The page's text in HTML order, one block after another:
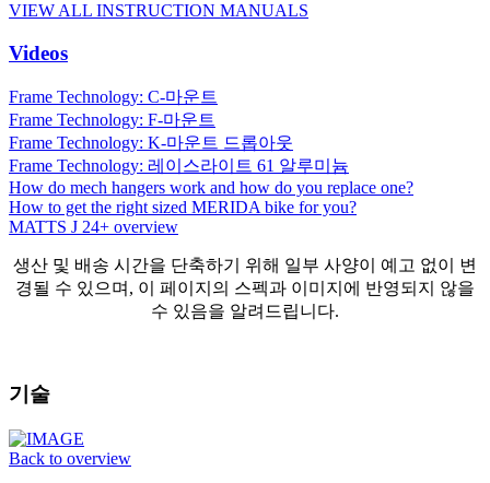
VIEW ALL INSTRUCTION MANUALS
Videos
Frame Technology: C-마운트
Frame Technology: F-마운트
Frame Technology: K-마운트 드롭아웃
Frame Technology: 레이스라이트 61 알루미늄
How do mech hangers work and how do you replace one?
How to get the right sized MERIDA bike for you?
MATTS J 24+ overview
생산 및 배송 시간을 단축하기 위해 일부 사양이 예고 없이 변
경될 수 있으며, 이 페이지의 스펙과 이미지에 반영되지 않을
수 있음을 알려드립니다.
기술
Back to overview